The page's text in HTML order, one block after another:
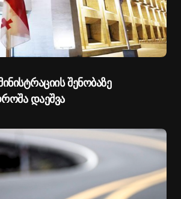
შენობაზე
დაეშვა